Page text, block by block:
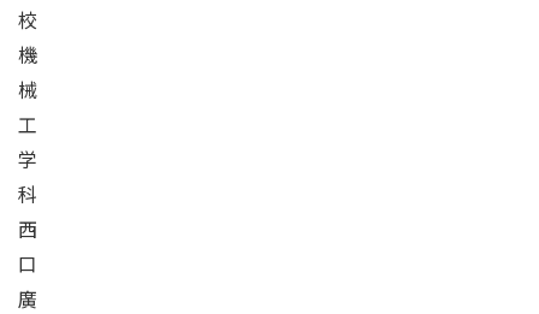
校
機
械
工
学
科
西
口
廣